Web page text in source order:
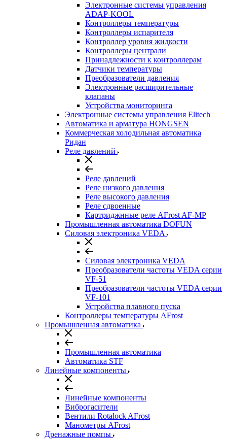
Электронные системы управления
ADAP-KOOL
Контроллеры температуры
Контроллеры испарителя
Контроллер уровня жидкости
Контроллеры централи
Принадлежности к контроллерам
Датчики температуры
Преобразователи давления
Электронные расширительные
клапаны
Устройства мониторинга
Электронные системы управления Elitech
Автоматика и арматура HONGSEN
Коммерческая холодильная автоматика
Ридан
Реле давлений
Реле давлений
Реле низкого давления
Реле высокого давления
Реле сдвоенные
Картриджнные реле AFrost AF-MP
Промышленная автоматика DOFUN
Силовая электроника VEDA
Силовая электроника VEDA
Преобразователи частоты VEDA серии
VF-51
Преобразователи частоты VEDA серии
VF-101
Устройства плавного пуска
Контроллеры температуры AFrost
Промышленная автоматика
Промышленная автоматика
Автоматика STF
Линейные компоненты
Линейные компоненты
Виброгасители
Вентили Rotalock AFrost
Манометры AFrost
Дренажные помпы